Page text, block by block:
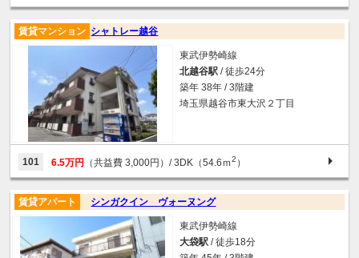
シャトレー越谷
賃貸マンション
東武伊勢崎線
北越谷駅 / 徒歩24分
築年 38年 / 3階建
埼玉県越谷市東大沢２丁目
101 6.5万円 （共益費 3,000円）/ 3DK（54.6ｍ2 ）
シンガクイン ヴォーヌング
賃貸アパート
東武伊勢崎線
大袋駅 / 徒歩18分